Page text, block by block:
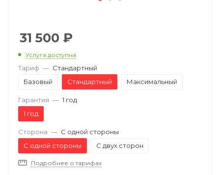
31 500 ₽
Услуга доступна
Тариф — Стандартный
Базовый
Стандартный Максимальный
Гарантия — 1 год
1 год
Сторона — С одной стороны
С одной стороны
С двух сторон
Подробнее о тарифах